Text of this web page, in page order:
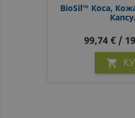
BioSil™ Коса,
99,74 € /
